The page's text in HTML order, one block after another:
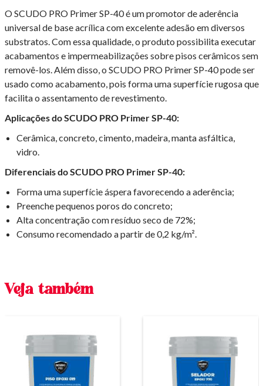
O SCUDO PRO Primer SP-40 é um promotor de aderência
universal de base acrílica com excelente adesão em diversos
substratos. Com essa qualidade, o produto possibilita executar
acabamentos e impermeabilizações sobre pisos cerâmicos sem
removê-los. Além disso, o SCUDO PRO Primer SP-40 pode ser
usado como acabamento, pois forma uma superfície rugosa que
facilita o assentamento de revestimento.
Aplicações do SCUDO PRO Primer SP-40:
Cerâmica, concreto, cimento, madeira, manta asfáltica,
vidro.
Diferenciais do SCUDO PRO Primer SP-40:
Forma uma superfície áspera favorecendo a aderência;
Preenche pequenos poros do concreto;
Alta concentração com resíduo seco de 72%;
Consumo recomendado a partir de 0,2 kg/m².
Veja também